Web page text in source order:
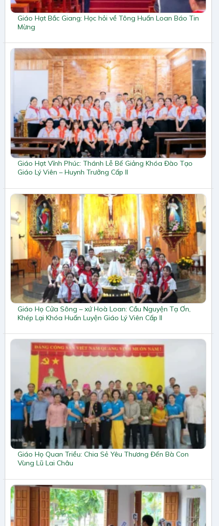
Giáo Hạt Bắc Giang: Học hỏi về Tông Huấn Loan Báo Tin
Mừng
Giáo Hạt Vĩnh Phúc: Thánh Lễ Bế Giảng Khóa Đào Tạo
Giáo Lý Viên – Huynh Trưởng Cấp II
Giáo Họ Cửa Sông – xứ Hoà Loan: Cầu Nguyện Tạ Ơn,
Khép Lại Khóa Huấn Luyện Giáo Lý Viên Cấp II
Giáo Họ Quan Triều: Chia Sẻ Yêu Thương Đến Bà Con
Vùng Lũ Lai Châu